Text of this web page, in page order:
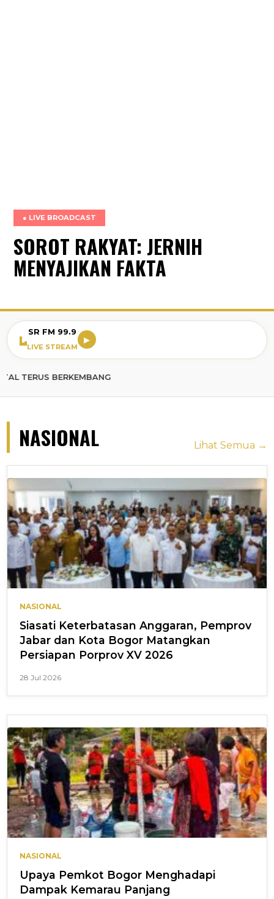
● LIVE BROADCAST
SOROT RAKYAT: JERNIH
MENYAJIKAN FAKTA
SR FM 99.9
LIVE STREAM
▶
NASIONAL Lihat Semua →
NASIONAL
Siasati Keterbatasan Anggaran, Pemprov
Jabar dan Kota Bogor Matangkan
Persiapan Porprov XV 2026
28 Jul 2026
NASIONAL
Upaya Pemkot Bogor Menghadapi
Dampak Kemarau Panjang